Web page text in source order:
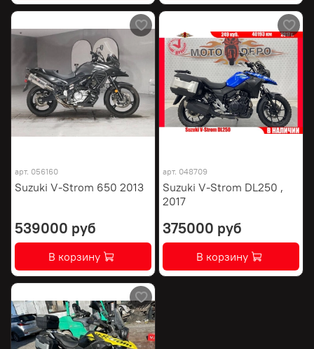
арт. 056160
Suzuki V-Strom 650 2013
539000 руб
В корзину
арт. 048709
Suzuki V-Strom DL250 ,
2017
375000 руб
В корзину